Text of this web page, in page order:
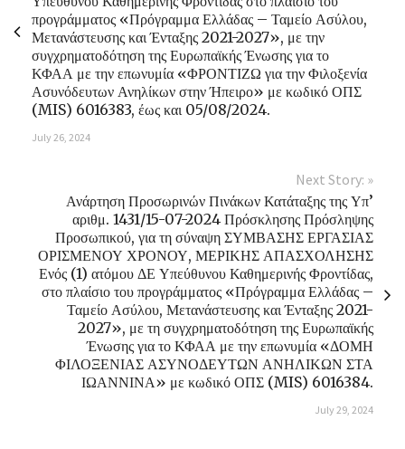
προγράμματος «Πρόγραμμα Ελλάδας – Ταμείο Ασύλου,
Μετανάστευσης και Ένταξης 2021-2027», με την
συγχρηματοδότηση της Ευρωπαϊκής Ένωσης για το
ΚΦΑΑ με την επωνυμία «ΦΡΟΝΤΙΖΩ για την Φιλοξενία
Ασυνόδευτων Ανηλίκων στην Ήπειρο» με κωδικό ΟΠΣ
(MIS) 6016383, έως και 05/08/2024.
July 26, 2024
Next Story: »
Ανάρτηση Προσωρινών Πινάκων Κατάταξης της Υπ’
αριθμ. 1431/15-07-2024 Πρόσκλησης Πρόσληψης
Προσωπικού, για τη σύναψη ΣΥΜΒΑΣΗΣ ΕΡΓΑΣΙΑΣ
ΟΡΙΣΜΕΝΟΥ ΧΡΟΝΟΥ, ΜΕΡΙΚΗΣ ΑΠΑΣΧΟΛΗΣΗΣ
Ενός (1) ατόμου ΔΕ Υπεύθυνου Καθημερινής Φροντίδας,
στο πλαίσιο του προγράμματος «Πρόγραμμα Ελλάδας –
Ταμείο Ασύλου, Μετανάστευσης και Ένταξης 2021-
2027», με τη συγχρηματοδότηση της Ευρωπαϊκής
Ένωσης για το ΚΦΑΑ με την επωνυμία «ΔΟΜΗ
ΦΙΛΟΞΕΝΙΑΣ ΑΣΥΝΟΔΕΥΤΩΝ ΑΝΗΛΙΚΩΝ ΣΤΑ
ΙΩΑΝΝΙΝΑ» με κωδικό ΟΠΣ (MIS) 6016384.
July 29, 2024